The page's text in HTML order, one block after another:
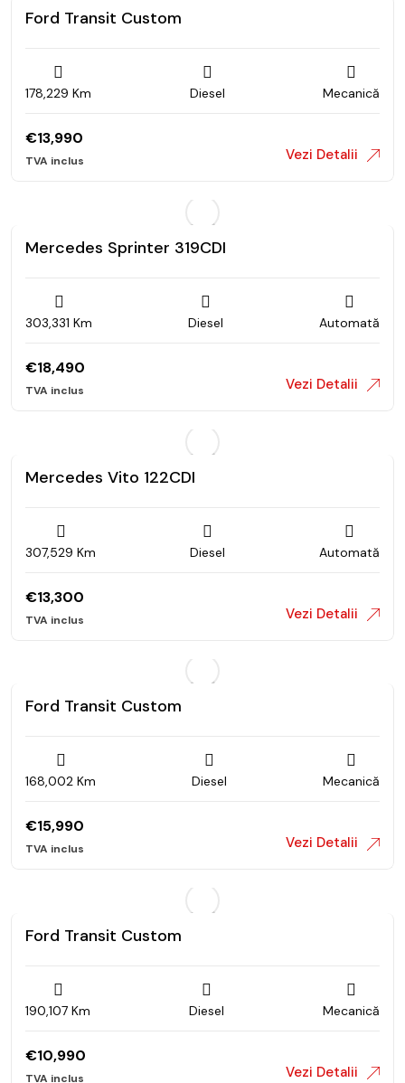
Ford Transit Custom
178,229 Km Diesel Mecanică
€13,990
Vezi Detalii
Mercedes Sprinter 319CDI
303,331 Km Diesel Automată
€18,490
Vezi Detalii
Mercedes Vito 122CDI
307,529 Km Diesel Automată
€13,300
Vezi Detalii
Ford Transit Custom
168,002 Km Diesel Mecanică
€15,990
Vezi Detalii
Ford Transit Custom
190,107 Km Diesel Mecanică
€10,990
Vezi Detalii